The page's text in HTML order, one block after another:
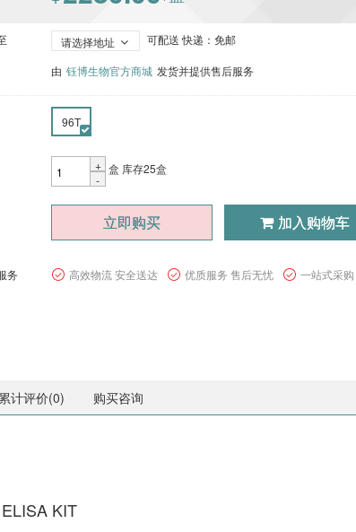
请选择地址 可配送 快递：免邮
由 钰博生物官方商城 发货并提供售后服务
96T
+
-
盒 库存25盒
立即购买 加入购物车
务 高效物流 安全送达 优质服务 售后无忧 一站式采购
累计评价(0) 购买咨询
KIT